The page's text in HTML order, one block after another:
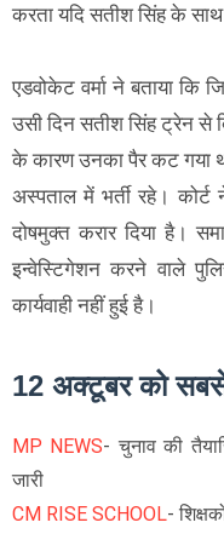
करता यदि सतीश सिंह के साथ
एडवोकेट वर्मा ने बताया कि
उसी दिन सतीश सिंह ट्रेन से
के कारण उनका पैर कट गया
अस्पताल में भर्ती रहे।
दोषमुक्त करार दिया है।
इन्वेस्टिगेशन करने वाले
कार्यवाही नहीं हुई है।
12 अक्टूबर को सबसे
MP NEWS- चुनाव की
जारी
CM RISE SCHOOL-